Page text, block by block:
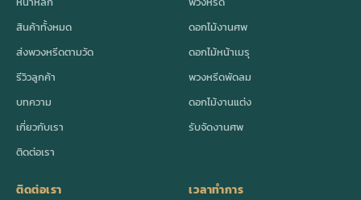
สินค้าทั้งหมด
ส่งพวงหรีดตามวัด
รีวิวลูกค้า
บทความ
เกี่ยวกับเรา
ติดต่อเรา
ดอกไม้งานศพ
ดอกไม้หน้าเมรุ
พวงหรีดพัดลม
ดอกไม้งานแต่ง
รับจัดงานศพ
ติดต่อเรา เวลาทำการ